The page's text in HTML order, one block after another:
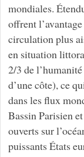
mondiales.
offrent
circulation plus
en situation
2/3 de
d’une côte), ce
dans les flux
Bassin Parisien
ouverts sur
puissants États